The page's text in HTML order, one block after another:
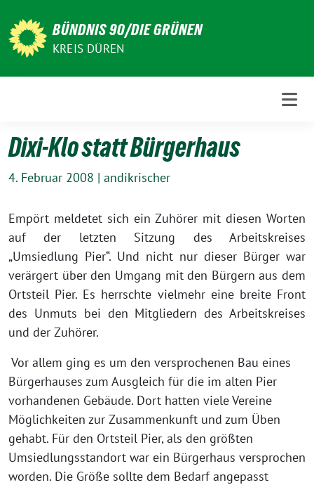
zum
Inhalt
BÜNDNIS 90/DIE GRÜNEN
KREIS DÜREN
Dixi-Klo statt Bürgerhaus
4. Februar 2008 | andikrischer
Empört meldetet sich ein Zuhörer mit diesen Worten
auf der letzten Sitzung des Arbeitskreises
„Umsiedlung Pier“. Und nicht nur dieser Bürger war
verärgert über den Umgang mit den Bürgern aus dem
Ortsteil Pier. Es herrschte vielmehr eine breite Front
des Unmuts bei den Mitgliedern des Arbeitskreises
und der Zuhörer.
Vor allem ging es um den versprochenen Bau eines
Bürgerhauses zum Ausgleich für die im alten Pier
vorhandenen Gebäude. Dort hatten viele Vereine
Möglichkeiten zur Zusammenkunft und zum Üben
gehabt. Für den Ortsteil Pier, als den größten
Umsiedlungsstandort war ein Bürgerhaus versprochen
worden. Die Größe sollte dem Bedarf angepasst